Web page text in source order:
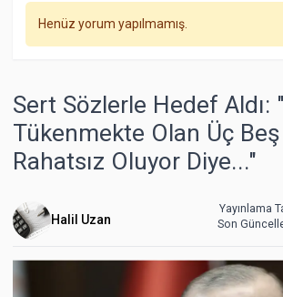
Henüz yorum yapılmamış.
Sert Sözlerle Hedef Aldı:
Tükenmekte Olan Üç
Rahatsız Oluyor Diye..."
Halil Uzan
Yayınlama
Son